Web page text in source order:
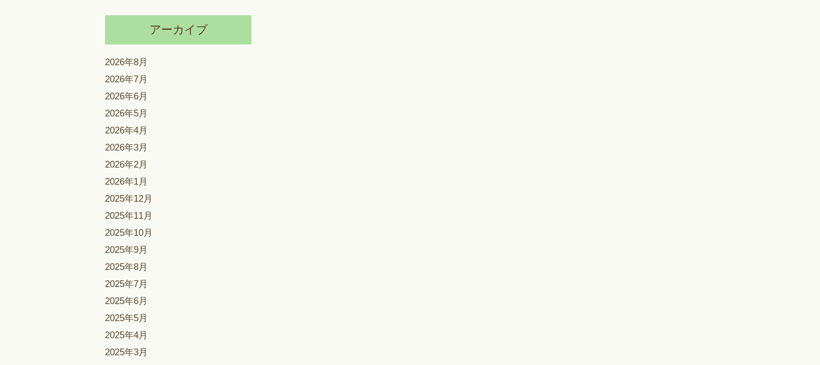
アーカイブ
2026年8月
2026年7月
2026年6月
2026年5月
2026年4月
2026年3月
2026年2月
2026年1月
2025年12月
2025年11月
2025年10月
2025年9月
2025年8月
2025年7月
2025年6月
2025年5月
2025年4月
2025年3月